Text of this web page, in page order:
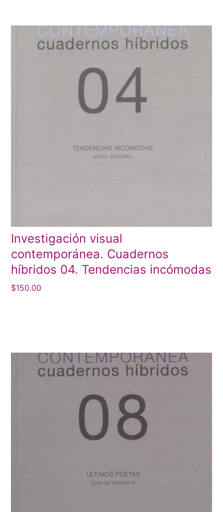
Investigación visual
contemporánea. Cuadernos
híbridos 04. Tendencias incómodas
$150.00